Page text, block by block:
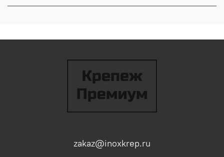
zakaz@inoxkrep.ru